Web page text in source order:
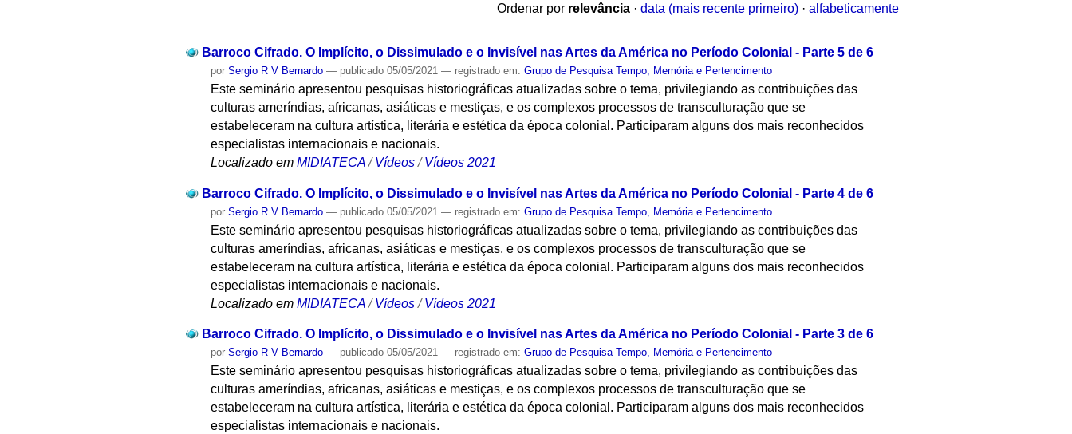
Ordenar por relevância · data (mais recente primeiro) · alfabeticamente
Barroco Cifrado. O Implícito, o Dissimulado e o Invisível nas Artes da América no Período Colonial - Parte 5 de 6
porSergio R V Bernardo — publicado 05/05/2021— registrado em:Grupo de Pesquisa Tempo, Memória e Pertencimento
Este seminário apresentou pesquisas historiográficas atualizadas sobre o tema, privilegiando as contribuições das
culturas ameríndias, africanas, asiáticas e mestiças, e os complexos processos de transculturação que se
estabeleceram na cultura artística, literária e estética da época colonial. Participaram alguns dos mais reconhecidos
especialistas internacionais e nacionais.
Localizado em MIDIATECA /Vídeos /Vídeos 2021
Barroco Cifrado. O Implícito, o Dissimulado e o Invisível nas Artes da América no Período Colonial - Parte 4 de 6
porSergio R V Bernardo — publicado 05/05/2021— registrado em:Grupo de Pesquisa Tempo, Memória e Pertencimento
Este seminário apresentou pesquisas historiográficas atualizadas sobre o tema, privilegiando as contribuições das
culturas ameríndias, africanas, asiáticas e mestiças, e os complexos processos de transculturação que se
estabeleceram na cultura artística, literária e estética da época colonial. Participaram alguns dos mais reconhecidos
especialistas internacionais e nacionais.
Localizado em MIDIATECA /Vídeos /Vídeos 2021
Barroco Cifrado. O Implícito, o Dissimulado e o Invisível nas Artes da América no Período Colonial - Parte 3 de 6
porSergio R V Bernardo — publicado 05/05/2021— registrado em:Grupo de Pesquisa Tempo, Memória e Pertencimento
Este seminário apresentou pesquisas historiográficas atualizadas sobre o tema, privilegiando as contribuições das
culturas ameríndias, africanas, asiáticas e mestiças, e os complexos processos de transculturação que se
estabeleceram na cultura artística, literária e estética da época colonial. Participaram alguns dos mais reconhecidos
especialistas internacionais e nacionais.